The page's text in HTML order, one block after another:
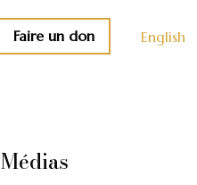
Faire un don English
Médias